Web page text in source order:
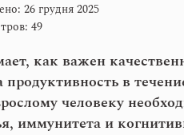
26 грудня 2025
49
как важен
продуктивность в
человеку
иммунитета и